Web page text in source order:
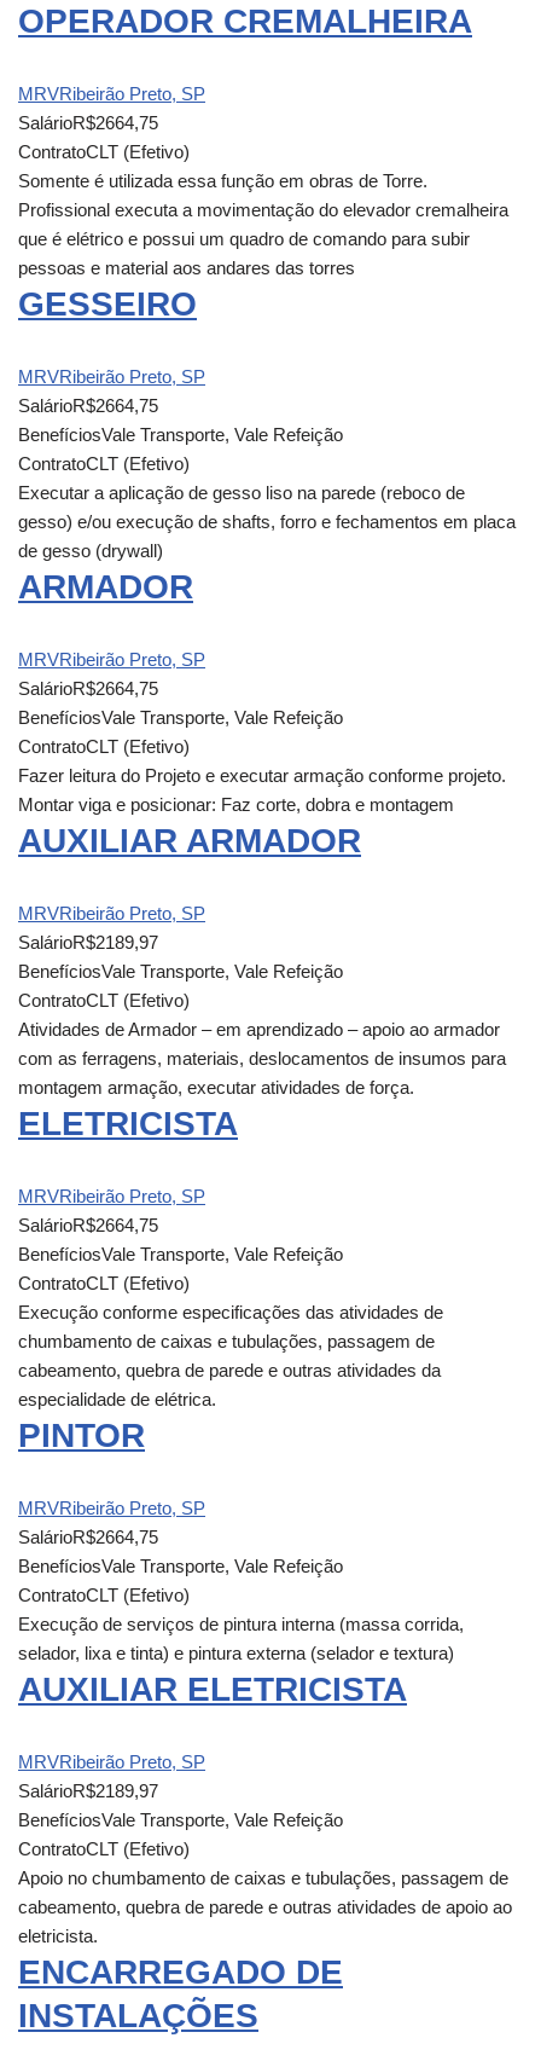
OPERADOR CREMALHEIRA
MRVRibeirão Preto, SP
SalárioR$2664,75
ContratoCLT (Efetivo)
Somente é utilizada essa função em obras de Torre.
Profissional executa a movimentação do elevador cremalheira
que é elétrico e possui um quadro de comando para subir
pessoas e material aos andares das torres
GESSEIRO
MRVRibeirão Preto, SP
SalárioR$2664,75
BenefíciosVale Transporte, Vale Refeição
ContratoCLT (Efetivo)
Executar a aplicação de gesso liso na parede (reboco de
gesso) e/ou execução de shafts, forro e fechamentos em placa
de gesso (drywall)
ARMADOR
MRVRibeirão Preto, SP
SalárioR$2664,75
BenefíciosVale Transporte, Vale Refeição
ContratoCLT (Efetivo)
Fazer leitura do Projeto e executar armação conforme projeto.
Montar viga e posicionar: Faz corte, dobra e montagem
AUXILIAR ARMADOR
MRVRibeirão Preto, SP
SalárioR$2189,97
BenefíciosVale Transporte, Vale Refeição
ContratoCLT (Efetivo)
Atividades de Armador – em aprendizado – apoio ao armador
com as ferragens, materiais, deslocamentos de insumos para
montagem armação, executar atividades de força.
ELETRICISTA
MRVRibeirão Preto, SP
SalárioR$2664,75
BenefíciosVale Transporte, Vale Refeição
ContratoCLT (Efetivo)
Execução conforme especificações das atividades de
chumbamento de caixas e tubulações, passagem de
cabeamento, quebra de parede e outras atividades da
especialidade de elétrica.
PINTOR
MRVRibeirão Preto, SP
SalárioR$2664,75
BenefíciosVale Transporte, Vale Refeição
ContratoCLT (Efetivo)
Execução de serviços de pintura interna (massa corrida,
selador, lixa e tinta) e pintura externa (selador e textura)
AUXILIAR ELETRICISTA
MRVRibeirão Preto, SP
SalárioR$2189,97
BenefíciosVale Transporte, Vale Refeição
ContratoCLT (Efetivo)
Apoio no chumbamento de caixas e tubulações, passagem de
cabeamento, quebra de parede e outras atividades de apoio ao
eletricista.
ENCARREGADO DE
INSTALAÇÕES